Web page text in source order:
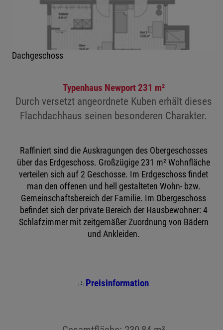
Dachgeschoss
Typenhaus Newport 231 m²
Durch versetzt angeordnete Kuben erhält dieses
Flachdachhaus seinen besonderen Charakter.
Raffiniert sind die Auskragungen des Obergeschosses
über das Erdgeschoss. Großzügige 231 m² Wohnfläche
verteilen sich auf 2 Geschosse. Im Erdgeschoss findet
man den offenen und hell gestalteten Wohn- bzw.
Gemeinschaftsbereich der Familie. Im Obergeschoss
befindet sich der private Bereich der Hausbewohner: 4
Schlafzimmer mit zeitgemäßer Zuordnung von Bädern
und Ankleiden.
Preisinformation